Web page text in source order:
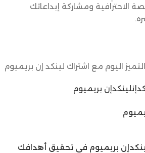
الاحترافية ومشاركة إبداعاتك
اليوم مع اشتراك لينكد إن بريميوم
لينكدإن بريميوم
بريميوم في تحقيق أهدافك